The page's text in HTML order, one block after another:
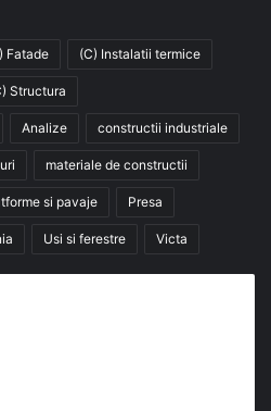
Fatade (C) Instalatii termice
Structura
Analize constructii industriale
materiale de constructii
si pavaje Presa
Usi si ferestre Victa